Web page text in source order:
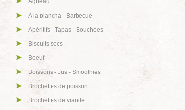
Agneau
A la plancha - Barbecue
Apéritifs - Tapas - Bouchées
Biscuits secs
Boeuf
Boissons - Jus - Smoothies
Brochettes de poisson
Brochettes de viande